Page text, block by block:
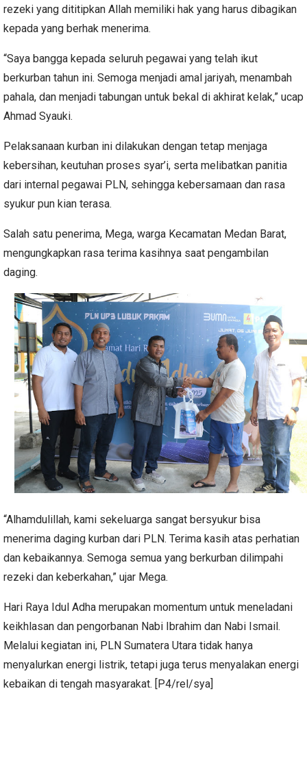
rezeki yang dititipkan Allah memiliki hak yang harus dibagikan
kepada yang berhak menerima.
“Saya bangga kepada seluruh pegawai yang telah ikut
berkurban tahun ini. Semoga menjadi amal jariyah, menambah
pahala, dan menjadi tabungan untuk bekal di akhirat kelak,” ucap
Ahmad Syauki.
Pelaksanaan kurban ini dilakukan dengan tetap menjaga
kebersihan, keutuhan proses syar’i, serta melibatkan panitia
dari internal pegawai PLN, sehingga kebersamaan dan rasa
syukur pun kian terasa.
Salah satu penerima, Mega, warga Kecamatan Medan Barat,
mengungkapkan rasa terima kasihnya saat pengambilan
daging.
“Alhamdulillah, kami sekeluarga sangat bersyukur bisa
menerima daging kurban dari PLN. Terima kasih atas perhatian
dan kebaikannya. Semoga semua yang berkurban dilimpahi
rezeki dan keberkahan,” ujar Mega.
Hari Raya Idul Adha merupakan momentum untuk meneladani
keikhlasan dan pengorbanan Nabi Ibrahim dan Nabi Ismail.
Melalui kegiatan ini, PLN Sumatera Utara tidak hanya
menyalurkan energi listrik, tetapi juga terus menyalakan energi
kebaikan di tengah masyarakat. [P4/rel/sya]